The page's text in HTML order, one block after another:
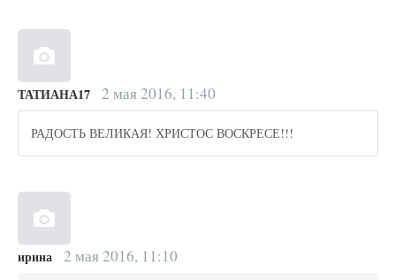
ТАТИАНА17 2 мая 2016, 11:40
РАДОСТЬ ВЕЛИКАЯ! ХРИСТОС ВОСКРЕСЕ!!!
ирина 2 мая 2016, 11:10